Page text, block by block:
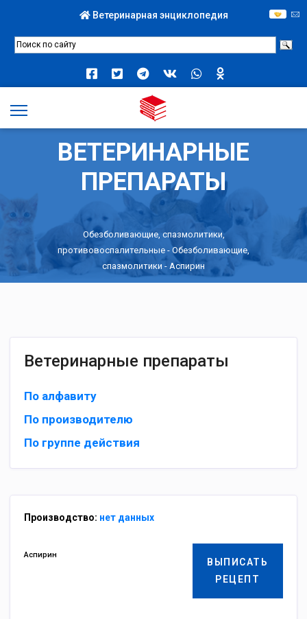
Ветеринарная энциклопедия
ВЕТЕРИНАРНЫЕ
ПРЕПАРАТЫ
Обезболивающие, спазмолитики,
противовоспалительные - Обезболивающие,
спазмолитики - Аспирин
Ветеринарные препараты
По алфавиту
По производителю
По группе действия
Производство: нет данных
ВЫПИСАТЬ
РЕЦЕПТ
Аспирин